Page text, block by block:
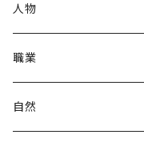
秋
冬
母の日
中秋節
クリスマス
ハワイアン
パリ
ロシアン
人物
赤ちゃん
女性
職業
医者
自然